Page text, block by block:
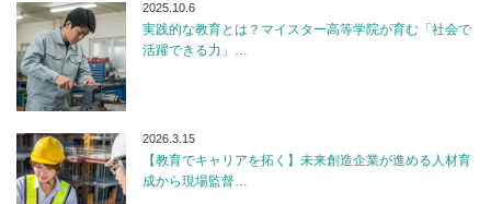
2025.10.6
実践的な教育とは？マイスター高等学院が育む「社会で
活躍できる力」…
2026.3.15
【教育でキャリアを拓く】未来創造企業が進める人材育
成から現場監督…